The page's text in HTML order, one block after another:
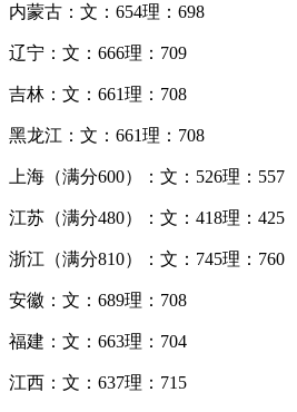
内蒙古：文：654理：698
辽宁：文：666理：709
吉林：文：661理：708
黑龙江：文：661理：708
上海（满分600）：文：526理：557
江苏（满分480）：文：418理：425
浙江（满分810）：文：745理：760
安徽：文：689理：708
福建：文：663理：704
江西：文：637理：715